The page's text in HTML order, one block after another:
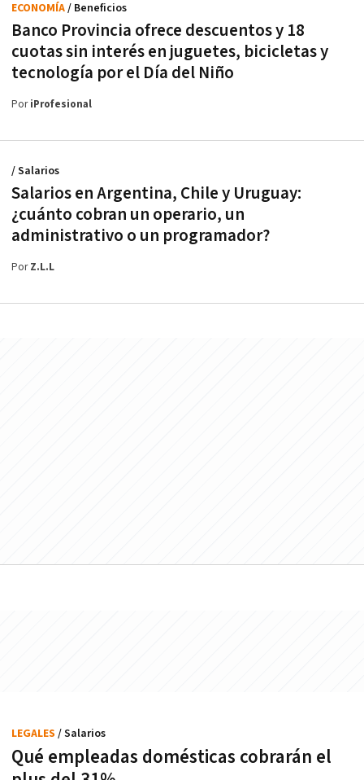
Banco Provincia ofrece descuentos y 18
cuotas sin interés en juguetes, bicicletas y
tecnología por el Día del Niño
ECONOMÍA/ Beneficios
PoriProfesional
Salarios en Argentina, Chile y Uruguay:
¿cuánto cobran un operario, un
administrativo o un programador?
/ Salarios
PorZ.L.L
Qué empleadas domésticas cobrarán el
LEGALES / Salarios